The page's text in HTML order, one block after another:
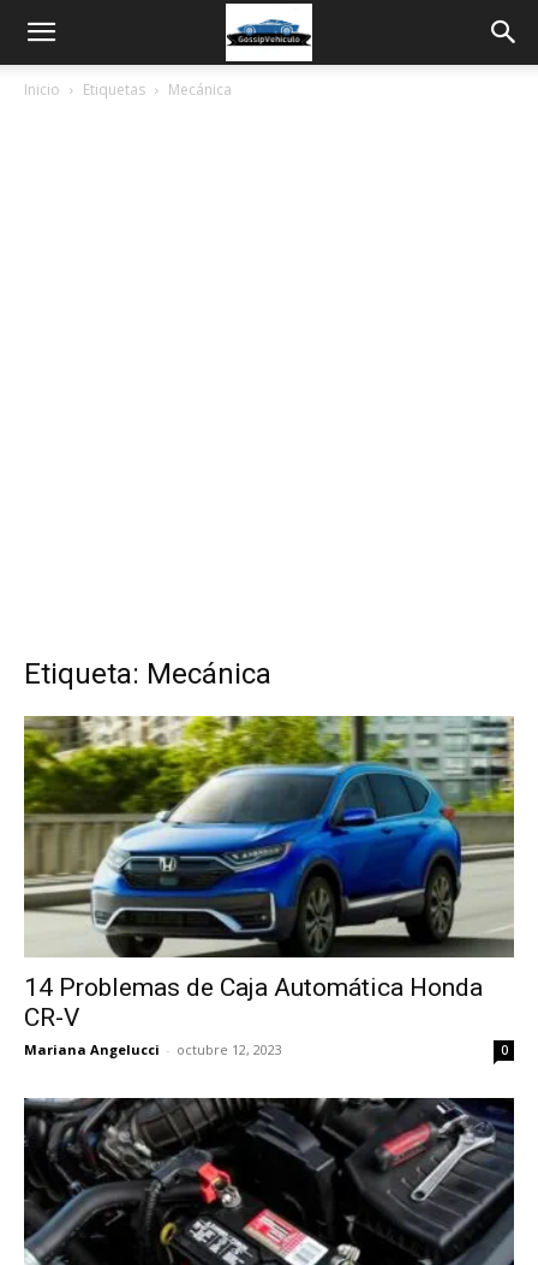
Inicio Etiquetas Mecánica
Etiqueta: Mecánica
14 Problemas de Caja Automática Honda
CR-V
Mariana Angelucci - octubre 12, 2023 0